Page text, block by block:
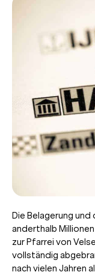
Die Belagerung
anderthalb
zur Pfarrei von
vollständig
nach vielen Jahren